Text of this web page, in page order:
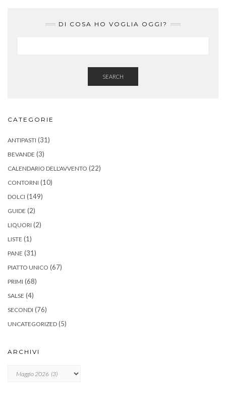
DI COSA HO VOGLIA OGGI?
SEARCH
CATEGORIE
ANTIPASTI (31)
BEVANDE (3)
CALENDARIO DELL'AVVENTO (22)
CONTORNI (10)
DOLCI (149)
GUIDE (2)
LIQUORI (2)
LISTE (1)
PANE (31)
PIATTO UNICO (67)
PRIMI (68)
SALSE (4)
SECONDI (76)
UNCATEGORIZED (5)
ARCHIVI